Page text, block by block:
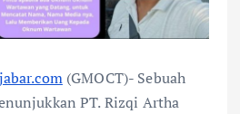
(GMOCT)- Sebuah
PT. Rizqi Artha